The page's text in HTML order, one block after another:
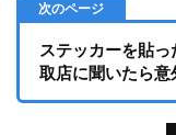
ステッカーを貼
取店に聞いたら